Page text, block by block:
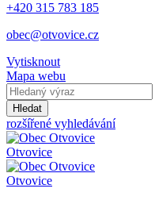
+420 315 783 185
obec@otvovice.cz
Vytisknout
Mapa webu
Hledat
rozšířené vyhledávání
Otvovice
Otvovice